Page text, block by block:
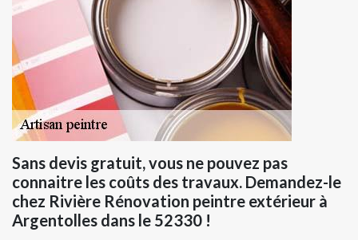
Sans devis gratuit, vous ne pouvez pas
connaitre les coûts des travaux. Demandez-le
chez Rivière Rénovation peintre extérieur à
Argentolles dans le 52330 !